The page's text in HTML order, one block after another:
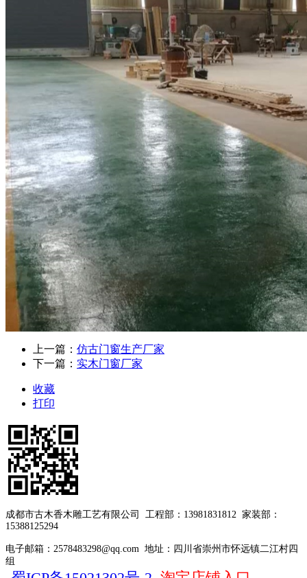
上一篇： 仿古门窗生产厂家
下一篇： 实木门窗厂家
收藏
打印
成都市古木香木雕工艺有限公司 工程部：13981831812 家装部：
15388125294
电子邮箱：2578483298@qq.com 地址：四川省崇州市怀远镇二江村四
组